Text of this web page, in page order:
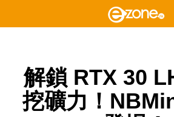
解鎖 RTX 30
挖礦力！